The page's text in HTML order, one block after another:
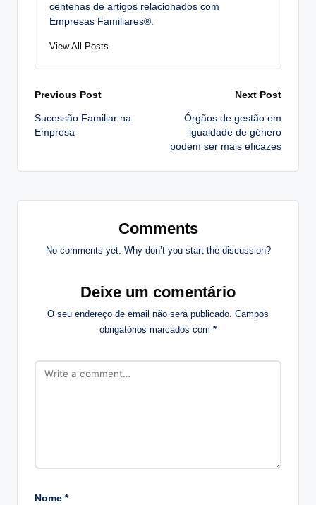
centenas de artigos relacionados com
Empresas Familiares®.
View All Posts
Post
navigation
Previous Post
Sucessão Familiar na
Empresa
Next Post
Órgãos de gestão em
igualdade de género
podem ser mais eficazes
Comments
No comments yet. Why don’t you start the discussion?
Deixe um comentário
O seu endereço de email não será publicado. Campos
obrigatórios marcados com *
Nome *